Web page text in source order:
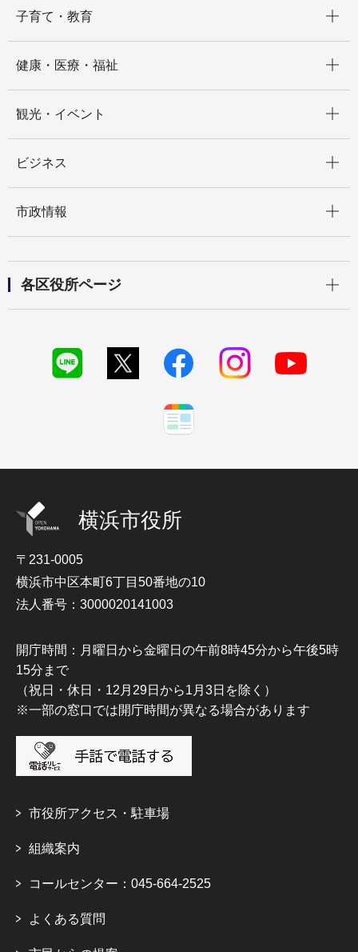
子育て・教育
健康・医療・福祉
観光・イベント
ビジネス
市政情報
各区役所ページ
横浜市役所
〒231-0005
横浜市中区本町6丁目50番地の10
法人番号：3000020141003
開庁時間：月曜日から金曜日の午前8時45分から午後5時
15分まで
（祝日・休日・12月29日から1月3日を除く）
※一部の窓口では開庁時間が異なる場合があります
市役所アクセス・駐車場
組織案内
コールセンター：045-664-2525
よくある質問